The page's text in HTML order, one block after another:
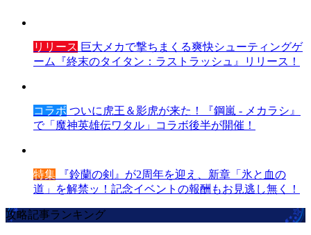
リリース 巨大メカで撃ちまくる爽快シューティングゲ
ーム『終末のタイタン：ラストラッシュ』リリース！
コラボ ついに虎王＆影虎が来た！『鋼嵐 - メカラシ』
で「魔神英雄伝ワタル」コラボ後半が開催！
特集 『鈴蘭の剣』が2周年を迎え、新章「氷と血の
道」を解禁ッ！記念イベントの報酬もお見逃し無く！
攻略記事ランキング